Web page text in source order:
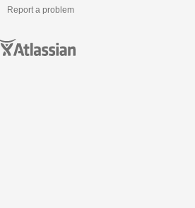
Report a problem